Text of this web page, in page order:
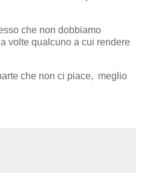
che non dobbiamo
volte qualcuno a cui rendere
che non ci piace, meglio